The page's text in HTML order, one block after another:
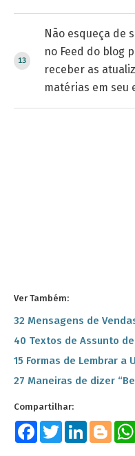
Não esqueça de
no Feed do blog
receber as
matérias em seu
Ver Também:
32 Mensagens de
40 Textos de Assunto
15 Formas de Lembrar a
27 Maneiras de dizer
Facebook
TwitterLinkedIn